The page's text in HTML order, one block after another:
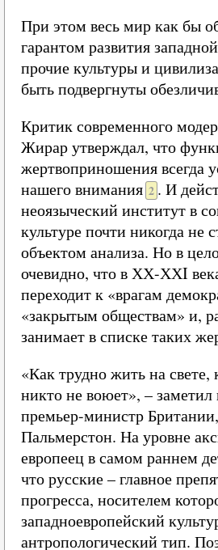
При этом весь мир как бы
гарантом развития
прочие культуры и
быть подвергнуты
Критик современного
Жирар утверждал, что
жертвоприношения всегда
нашего внимания 2 . И
неоязыческий институт в
культуре почти никогда не
объектом анализа. Но в
очевидно, что в ХХ-ХХI
переходит к «врагам
«закрытым обществам» и,
занимает в списке таких
«Как трудно жить на свете,
никто не воюет», – заметил
премьер-министр
Пальмерстон. На уровне
европеец в самом раннем
что русские – главное
прогресса, носителем
западноевропейский
антропологический тип.